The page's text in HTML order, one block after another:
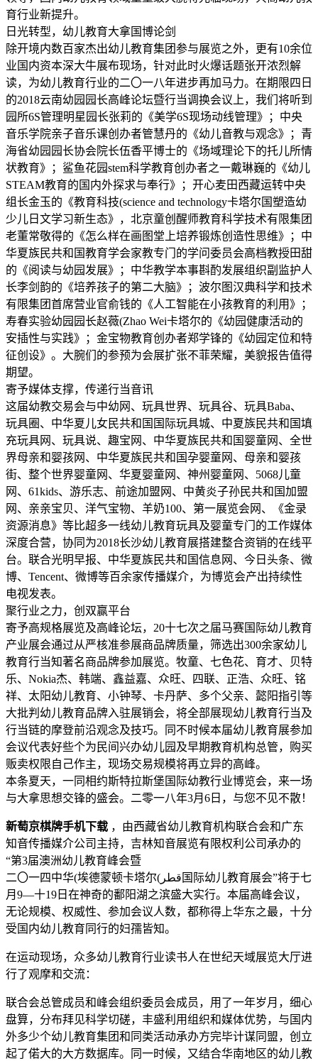
育行业新提升。
日光转型，幼儿教育大拿国博论剑
除开境内数百家杰出幼儿教育集团参与展览之外，更有10余位
业国内资本深大牛展布现场，针对此时火爆话题张开浓烈解
读，为幼儿教育行业的二〇一八年进步再加马力。在期限四日
的2018云南幼园园长高峰论坛暨行当调换会议上，我们将听到
园所6S管理明星园长张莉的《美学6S现场动线管理》；中央
音乐学院亲子音乐课创办者管慧丹的《幼儿音教与观念》；青
海省幼园园长协会院长伍香平博士的《场域理论下的托儿所情
状教育》；鲨鱼花园stem科学教育创办者之一戴琳巍的《幼儿
STEAM教育的国内外探求与奉行》；开心麦田西藏运转中央
组长金玉的《教育科技(science and technology卡塔尔国塑造幼
少儿日文学习新生态》，北京童创醒师教育科学技术有限集团
老董常敬得的《怎么样在画图堂上培养锻炼创造性思维》；中
华夏族民共和国教育学会家教专门的学问委员会高档教授田甜
的《阅读与幼园发展》；中华教学本事斟酌发展组织副监护人
长李剑韵的《培养孩子的第二大脑》；波尔图汉典科学和技术
有限集团首席营业官俞钱的《人工智能在小孩教育的利用》；
寿春实验幼园园长赵薇(Zhao Wei卡塔尔的《幼园健康活动的
安插性与实践》；金宝物教育创办者郑学锋的《幼园定位和特
征创设》。大腕们的参预为会展扩张不菲荣耀，美貌报告值得
期望。
寄予媒体支撑，传递行当音讯
这届幼教交易会与中幼网、玩具世界、玩具谷、玩具Baba、
玩具圈、中华夏儿女民共和国国际玩具城、中夏族民共和国填
充玩具网、玩具说、趣宝网、中华夏族民共和国婴童网、全世
界母亲和婴孩网、中华夏族民共和国孕婴童网、母亲和婴孩
街、整个世界婴童网、华夏婴童网、神州婴童网、5068儿童
网、61kids、游乐志、前途加盟网、中黄炎子孙民共和国加盟
网、亲亲宝贝、洋气宝物、羊奶100、第一展览会网、《金录
资源消息》等比超多一线幼儿教育玩具及婴童专门的工作媒体
深度合营，协同为2018长沙幼儿教育展搭建整合资销的在线平
台。联合光明早报、中华夏族民共和国信息网、今日头条、微
博、Tencent、微博等百余家传播媒介，为博览会产出持续性
电视发表。
聚行业之力，创双赢平台
寄予高规格展览及高峰论坛，20十七次之届马赛国际幼儿教育
产业展会通过从严核准参展商品牌质量，筛选出300余家幼儿
教育行当知著名商品牌参加展览。牧童、七色花、育才、贝特
乐、Nokia杰、韩端、鑫益嘉、众旺、四联、正浩、众旺、铭
祥、太阳幼儿教育、小钟琴、卡丹萨、多个父亲、懿阳指引等
大批判幼儿教育品牌入驻展销会，将全部展现幼儿教育行当及
行当链的摩登前沿观念及技巧。同不时候本届幼儿教育展参加
会议代表好些个为民间兴办幼儿园及早期教育机构总管，购买
贩卖权限自己作主，现场交易规模将再立异的高峰。
本条夏天，一同相约斯特拉斯堡国际幼教行业博览会，来一场
与大拿思想交锋的盛会。二零一八年3月6日，与您不见不散！
新萄京棋牌手机下载 ，由西藏省幼儿教育机构联合会和广东
知音传播媒介公司主持，吉林知音展览有限权利公司承办的
“第3届澳洲幼儿教育峰会暨
二〇一四中华(埃德蒙顿卡塔尔(قطر‎国际幼儿教育展会”将于七
月9—十19日在神奇的鄱阳湖之滨盛大实行。本届高峰会议，
无论规模、权威性、参加会议人数，都称得上华东之最，十分
受国内幼儿教育同行的妇孺皆知。
在运动现场，众多幼儿教育行业读书人在世纪天域展览大厅进
行了观摩和交流：
联合会总管成员和峰会组织委员会成员，用了一年岁月，细心
盘算，分布拜见科学切磋，丰盛利用组织和媒体优势，与国内
外多少个幼儿教育集团和同类活动承办方完毕计谋同盟，创立
起了偌大的大方数据库。同一时候，又结合华南地区的幼儿教